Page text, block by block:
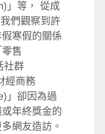
」等， 從成
們觀察到許
寒假的關係
售
社群
經商務
」卻因為過
年終獎金的
網友造訪。